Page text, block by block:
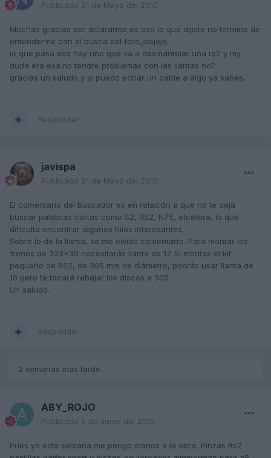
Publicado 21 de Mayo del 2010
Muchas gracias por aclararme,es eso lo que dijiste no termino de
entenderme con el busca del foro,jeejeje.
lo que pasa esq hay uno que va a desmantelar una rs2 y my
duda era esa.no tendre problemas con las llantas no?
gracias un saludo y si puedo echar un cable a algo ya sabes,
Responder
javispa
Publicado 21 de Mayo del 2010
El comentario del buscador es en relación a que no te deja
buscar palabras cortas como S2, RS2, N75, etcétera, lo que
dificulta encontrar algunos hilos interesantes.
Sobre lo de la llanta, se me olvidó comentarte. Para montar los
frenos de 323x30 necesitarás llanta de 17. Si montas el kit
pequeño de RS2, de 305 mm de diámetro, podrás usar llanta de
16 pero te tocará rebajar los discos a 305.
Un saludo.
Responder
2 semanas más tarde...
ABY_ROJO
Publicado 5 de Junio del 2010
Pues yo esta semana me pongo manos a la obra, Pinzas Rs2